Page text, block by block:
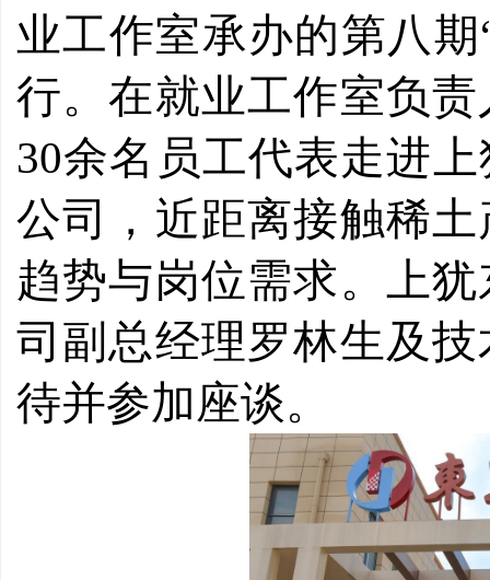
业工作室承办的第八
行。在就业工作室负
30余名员工代表走进
公司，近距离接触稀
趋势与岗位需求。上
司副总经理罗林生及
待并参加座谈。